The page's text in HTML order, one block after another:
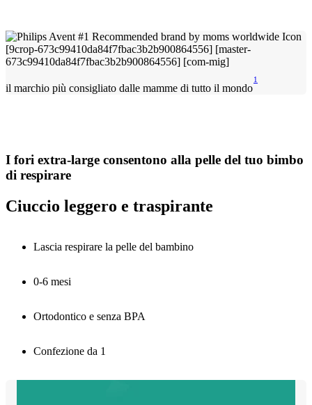
il marchio più consigliato dalle mamme di tutto il mondo
1
I fori extra-large consentono alla pelle del tuo bimbo
di respirare
Ciuccio leggero e traspirante
Lascia respirare la pelle del bambino
0-6 mesi
Ortodontico e senza BPA
Confezione da 1